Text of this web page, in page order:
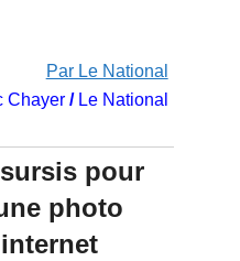
Par Le National
Chayer/Le National
pour
photo